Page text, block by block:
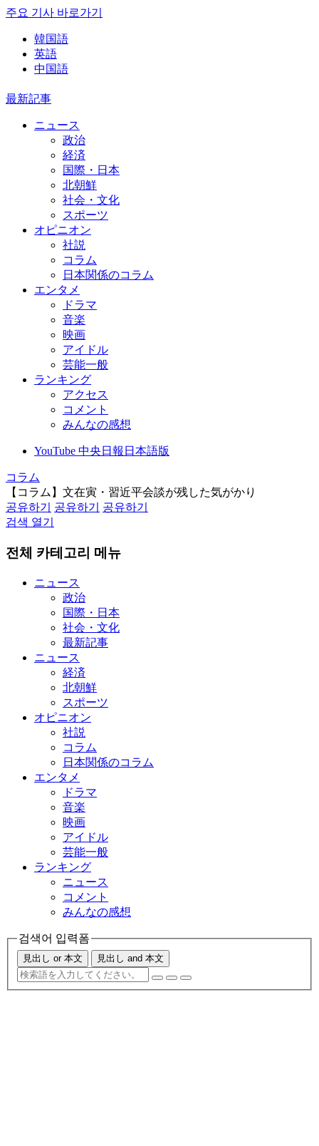
주요 기사 바로가기
韓国語
英語
中国語
最新記事
ニュース
政治
経済
国際・日本
北朝鮮
社会・文化
スポーツ
オピニオン
社説
コラム
日本関係のコラム
エンタメ
ドラマ
音楽
映画
アイドル
芸能一般
ランキング
アクセス
コメント
みんなの感想
YouTube 中央日報日本語版
コラム
【コラム】文在寅・習近平会談が残した気がかり
공유하기
공유하기
공유하기
검색 열기
전체 카테고리 메뉴
ニュース
政治
国際・日本
社会・文化
最新記事
ニュース
経済
北朝鮮
スポーツ
オピニオン
社説
コラム
日本関係のコラム
エンタメ
ドラマ
音楽
映画
アイドル
芸能一般
ランキング
ニュース
コメント
みんなの感想
검색어 입력폼
見出し or 本文 見出し and 本文